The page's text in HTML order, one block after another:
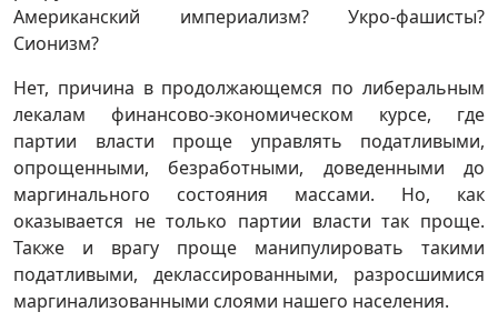
Американский империализм? Укро-фашисты?
Сионизм?
Нет, причина в продолжающемся по либеральным
лекалам финансово-экономическом курсе, где
партии власти проще управлять податливыми,
опрощенными, безработными, доведенными до
маргинального состояния массами. Но, как
оказывается не только партии власти так проще.
Также и врагу проще манипулировать такими
податливыми, деклассированными, разросшимися
маргинализованными слоями нашего населения.